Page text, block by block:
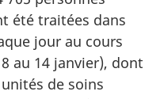
été traitées dans
jour au cours
au 14 janvier), dont
de soins